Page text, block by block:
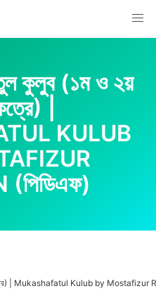
কুলুব (১ম ও ২য়
|
KULUB
| Mukashafatul Kulub by Mostafizur